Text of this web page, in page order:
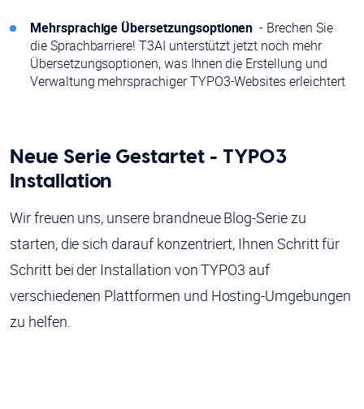
Mehrsprachige Übersetzungsoptionen - Brechen Sie
die Sprachbarriere! T3AI unterstützt jetzt noch mehr
Übersetzungsoptionen, was Ihnen die Erstellung und
Verwaltung mehrsprachiger TYPO3-Websites erleichtert
Neue Serie Gestartet - TYPO3
Installation
Wir freuen uns, unsere brandneue Blog-Serie zu
starten, die sich darauf konzentriert, Ihnen Schritt für
Schritt bei der Installation von TYPO3 auf
verschiedenen Plattformen und Hosting-Umgebungen
zu helfen.